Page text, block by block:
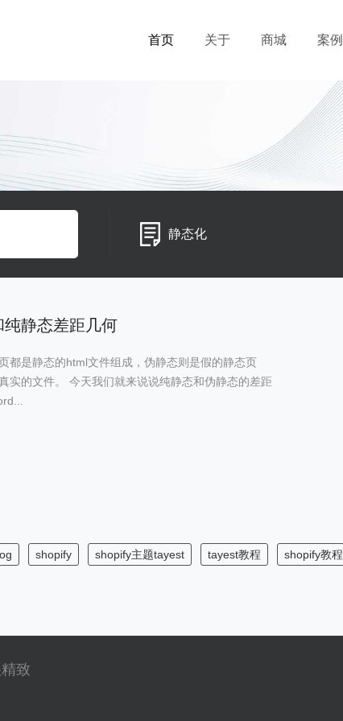
首页 关于 商城 案例
静态化
静态差距几何
都是静态的html文件组成，伪静态则是假的静态页
实的文件。 今天我们就来说说纯静态和伪静态的差距
shopify shopify主题tayest tayest教程 shopify教程
致